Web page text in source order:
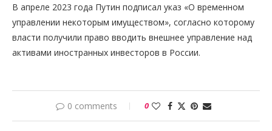
В апреле 2023 года Путин подписал указ «О временном
управлении некоторым имуществом», согласно которому
власти получили право вводить внешнее управление над
активами иностранных инвесторов в России.
0 comments 0